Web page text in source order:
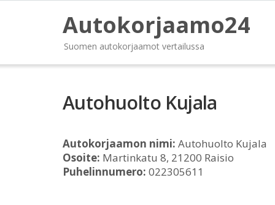
Autokorjaamo24
Suomen autokorjaamot vertailussa
Autohuolto Kujala
Autokorjaamon nimi: Autohuolto Kujala
Osoite: Martinkatu 8, 21200 Raisio
Puhelinnumero: 022305611